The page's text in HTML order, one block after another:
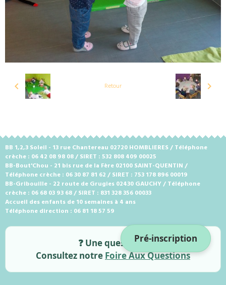
Pré-inscription
Retour
BB 1,2,3 Soleil - 13 rue Chantereau 02720 HOMBLIERES / Téléphone
crèche : 06 42 08 98 08 / SIRET : 532 808 409 00025
BB-Bout'Chou - 21 bis rue de la Fère 02100 SAINT-QUENTIN /
Téléphone crèche : 06 30 87 81 62 / SIRET : 753 178 896 00019
BB-Gribouille - 22 route de Grugies 02430 GAUCHY / Téléphone
crèche : 06 68 03 93 68 / SIRET : 831 328 356 00033
Accueil des enfants de 10 semaines à 4 ans
Téléphone direction : 06 81 18 57 59
❓ Une question ?
Consultez notre Foire Aux Questions